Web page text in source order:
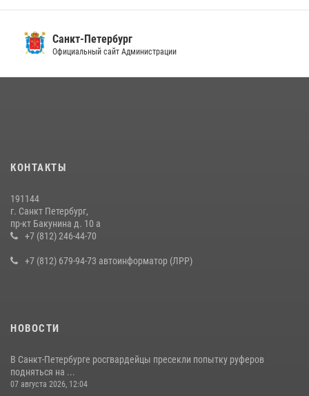
Санкт-Петербург
Официальный сайт Администрации
КОНТАКТЫ
191144
г. Санкт Петербург,
пр-кт Бакунина д. 10 а
+7 (812) 246-44-70
+7 (812) 679-94-73 автоинформатор (ЛРР)
НОВОСТИ
В Санкт-Петербурге росгвардейцы пресекли попытку руферов
подняться на ...
07 августа 2026, 12:04